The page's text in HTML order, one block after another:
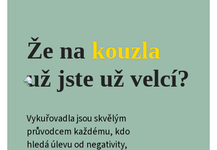
Že na kouzla
už jste už velcí?
Vykuřovadla jsou skvělým
průvodcem každému, kdo
hledá úlevu od negativity,